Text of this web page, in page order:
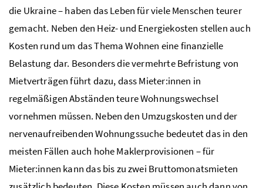
die Ukraine – haben das Leben für viele Menschen teurer
gemacht. Neben den Heiz- und Energiekosten stellen auch
Kosten rund um das Thema Wohnen eine finanzielle
Belastung dar. Besonders die vermehrte Befristung von
Mietverträgen führt dazu, dass Mieter:innen in
regelmäßigen Abständen teure Wohnungswechsel
vornehmen müssen. Neben den Umzugskosten und der
nervenaufreibenden Wohnungssuche bedeutet das in den
meisten Fällen auch hohe Maklerprovisionen – für
Mieter:innen kann das bis zu zwei Bruttomonatsmieten